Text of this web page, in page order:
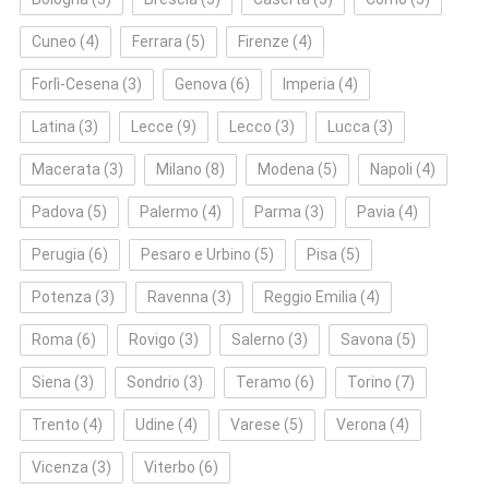
Cuneo (4) Ferrara (5) Firenze (4)
Forlì‑Cesena (3) Genova (6) Imperia (4)
Latina (3) Lecce (9) Lecco (3) Lucca (3)
Macerata (3) Milano (8) Modena (5) Napoli (4)
Padova (5) Palermo (4) Parma (3) Pavia (4)
Perugia (6) Pesaro e Urbino (5) Pisa (5)
Potenza (3) Ravenna (3) Reggio Emilia (4)
Roma (6) Rovigo (3) Salerno (3) Savona (5)
Siena (3) Sondrio (3) Teramo (6) Torino (7)
Trento (4) Udine (4) Varese (5) Verona (4)
Vicenza (3) Viterbo (6)